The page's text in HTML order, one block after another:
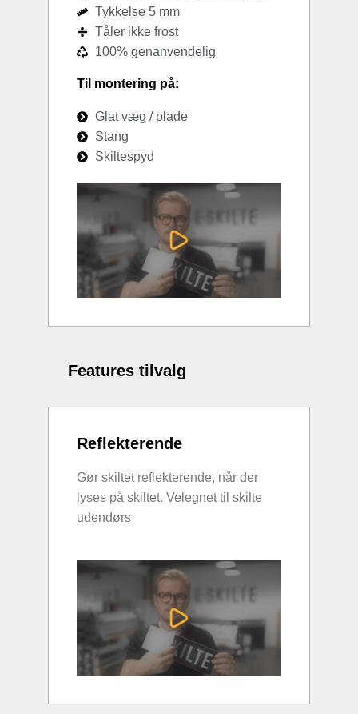
Tykkelse 5 mm
Tåler ikke frost
100% genanvendelig
Til montering på:
Glat væg / plade
Stang
Skiltespyd
Features tilvalg
Reflekterende
Gør skiltet reflekterende, når der
lyses på skiltet. Velegnet til skilte
udendørs